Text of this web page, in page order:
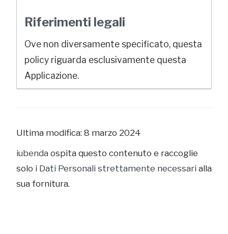
Riferimenti legali
Ove non diversamente specificato, questa
policy riguarda esclusivamente questa
Applicazione.
Ultima modifica: 8 marzo 2024
iubenda ospita questo contenuto e raccoglie
solo i Dati Personali strettamente necessari alla
sua fornitura.